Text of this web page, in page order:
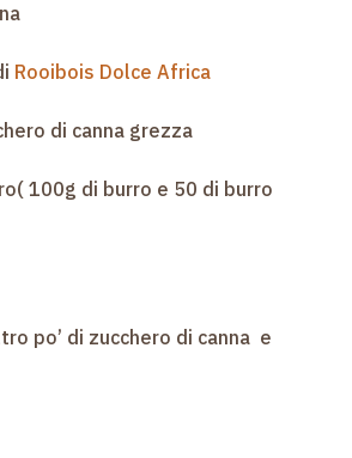
Rooibois Dolce Africa
di canna grezza
100g di burro e 50 di burro
po’ di zucchero di canna e